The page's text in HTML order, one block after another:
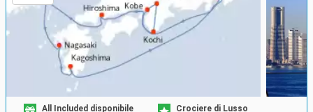
All Included disponibile
Crociere di Lusso